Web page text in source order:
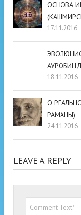
ОСНОВА
17.11.2016
18.11.2016
О
РАМАНЫ)
24.11.2016
LEAVE A REPLY